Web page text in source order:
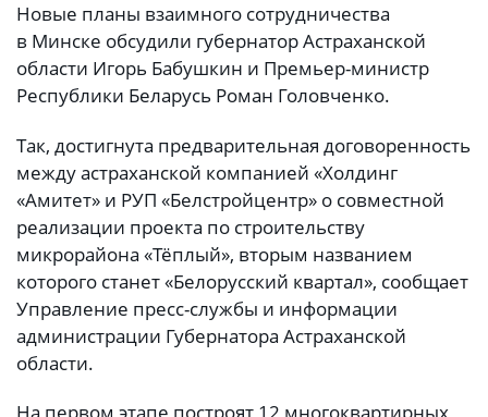
Новые планы взаимного сотрудничества
в Минске обсудили губернатор Астраханской
области Игорь Бабушкин и Премьер-министр
Республики Беларусь Роман Головченко.
Так, достигнута предварительная договоренность
между астраханской компанией «Холдинг
«Амитет» и РУП «Белстройцентр» о совместной
реализации проекта по строительству
микрорайона «Тёплый», вторым названием
которого станет «Белорусский квартал», сообщает
Управление пресс-службы и информации
администрации Губернатора Астраханской
области.